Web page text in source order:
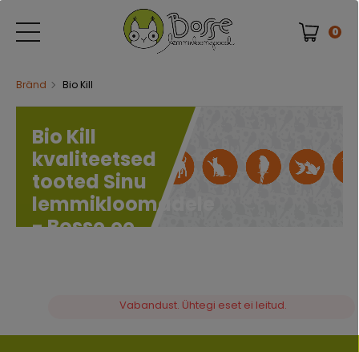
0
Bränd Bio Kill
Bio Kill
kvaliteetsed
tooted Sinu
lemmikloomadele
- Bosse.ee
Vabandust. Ühtegi eset ei leitud.